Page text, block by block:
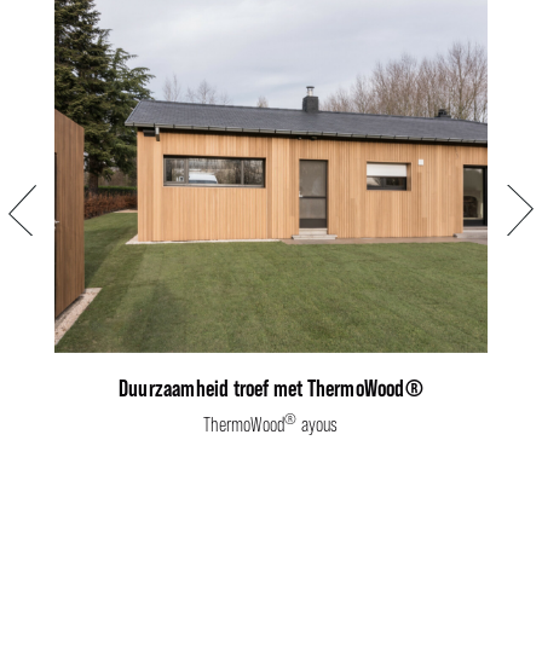
Vorige
Duurzaamheid troef met ThermoWood®
ThermoWood® ayous